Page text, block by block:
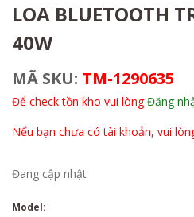
LOA BLUETOOTH
40W
MÃ SKU: TM-1290635
Để check tồn kho vui lòngĐăng
Nếu bạn chưa có tài khoản, vui
Đang cập nhật
Model: